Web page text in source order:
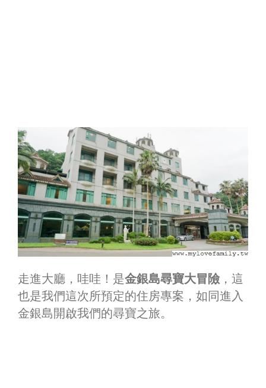
走進大廳，哇哇！是金銀島尋寶大冒險 ，這
也是我們這次所預定的住房專案，如同進入
金銀島開啟我們的尋寶之旅。